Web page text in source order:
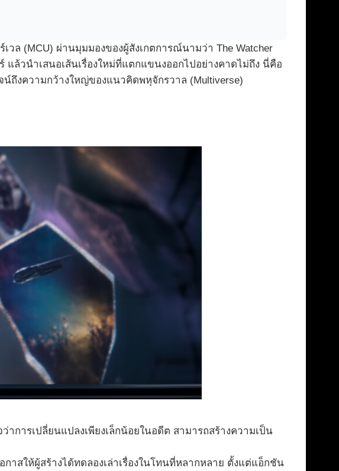
ล (MCU) ผ่านมุมมองของผู้สังเกตการณ์นามว่า The Watcher
ล้วนำเสนอเส้นเรื่องใหม่ที่แตกแขนงออกไปอย่างคาดไม่ถึง นี่คือ
งความกว้างใหญ่ของแนวคิดพหุจักรวาล (Multiverse)
การเปลี่ยนแปลงเพียงเล็กน้อยในอดีต สามารถสร้างความเป็น
าสให้ผู้สร้างได้ทดลองเล่าเรื่องในโทนที่หลากหลาย ตั้งแต่แอ็กชัน